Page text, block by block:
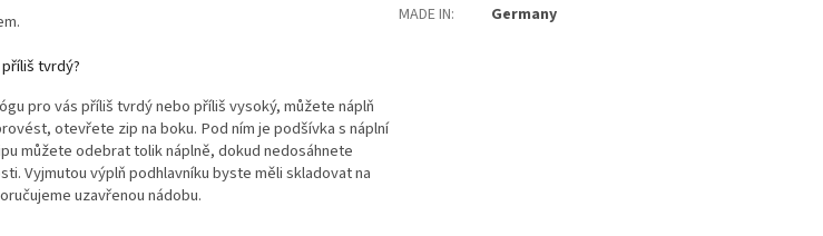
tvrdý?
pro vás příliš tvrdý nebo příliš vysoký, můžete náplň
otevřete zip na boku. Pod ním je podšívka s náplní
můžete odebrat tolik náplně, dokud nedosáhnete
Vyjmutou výplň podhlavníku byste měli skladovat na
uzavřenou nádobu.
MADE IN: Germany